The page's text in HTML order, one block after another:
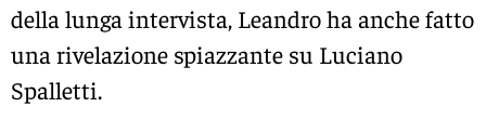
della lunga intervista, Leandro ha anche fatto
una rivelazione spiazzante su Luciano
Spalletti.